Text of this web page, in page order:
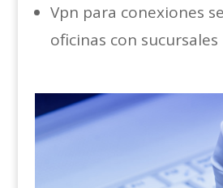
Vpn para conexiones
oficinas con sucursales